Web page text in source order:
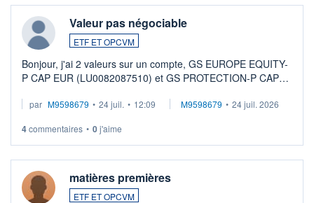
Valeur pas négociable
ETF ET OPCVM
Bonjour, j'ai 2 valeurs sur un compte, GS EUROPE EQUITY-
P CAP EUR (LU0082087510) et GS PROTECTION-P CAP
veux procéder à la vente, on me signale ...
par M9598679 • 24 juil. • 12:09 M9598679 • 24 juil. 2026
4commentaires • 0j'aime
matières premières
ETF ET OPCVM